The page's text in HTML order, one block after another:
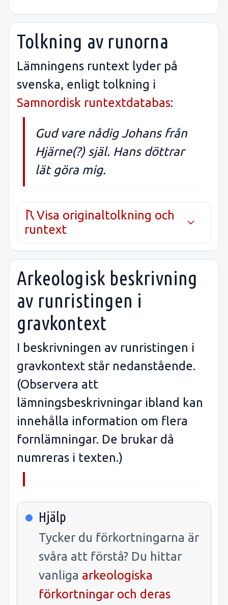
Tolkning av runorna
Lämningens runtext lyder på
svenska, enligt tolkning i
Samnordisk runtextdatabas:
Gud vare nådig Johans från
Hjärne(?) själ. Hans döttrar
lät göra mig.
Visa originaltolkning och
runtext
Arkeologisk beskrivning
av runristingen i
gravkontext
I beskrivningen av runristingen i
gravkontext står nedanstående.
(Observera att
lämningsbeskrivningar ibland kan
innehålla information om flera
fornlämningar. De brukar då
numreras i texten.)
Hjälp
Tycker du förkortningarna är
svåra att förstå? Du hittar
vanliga arkeologiska
förkortningar och deras